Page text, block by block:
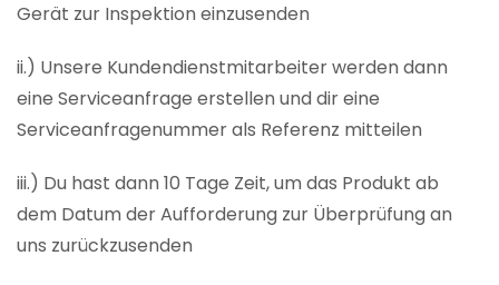
Gerät zur Inspektion einzusenden
ii.) Unsere Kundendienstmitarbeiter werden dann
eine Serviceanfrage erstellen und dir eine
Serviceanfragenummer als Referenz mitteilen
iii.) Du hast dann 10 Tage Zeit, um das Produkt ab
dem Datum der Aufforderung zur Überprüfung an
uns zurückzusenden